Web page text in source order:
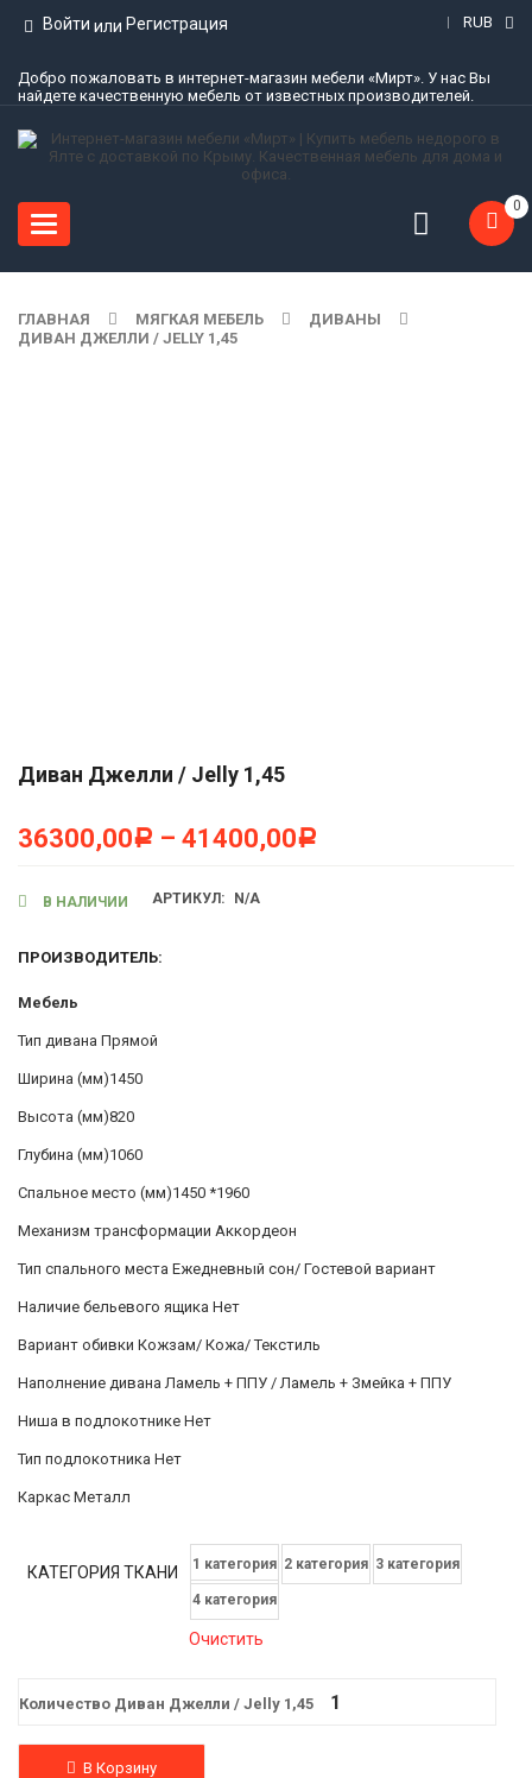
Войти или Регистрация RUB
Добро пожаловать в интернет-магазин мебели «Мирт». У нас Вы
найдете качественную мебель от известных производителей.
Toggle
navigation
0
ГЛАВНАЯ МЯГКАЯ МЕБЕЛЬ
ДИВАНЫ
ДИВАН ДЖЕЛЛИ / JELLY 1,45
Диван Джелли / Jelly 1,45
36300,00Р – 41400,00Р
В НАЛИЧИИ АРТИКУЛ: N/A
ПРОИЗВОДИТЕЛЬ:
Мебель
Тип дивана Прямой
Ширина (мм)1450
Высота (мм)820
Глубина (мм)1060
Спальное место (мм)1450 *1960
Механизм трансформации Аккордеон
Тип спального места Ежедневный сон/ Гостевой вариант
Наличие бельевого ящика Нет
Вариант обивки Кожзам/ Кожа/ Текстиль
Наполнение дивана Ламель + ППУ / Ламель + Змейка + ППУ
Ниша в подлокотнике Нет
Тип подлокотника Нет
Каркас Металл
КАТЕГОРИЯ ТКАНИ 1 категория 2 категория 3 категория
4 категория
Очистить
Количество Диван Джелли / Jelly 1,45
В Корзину